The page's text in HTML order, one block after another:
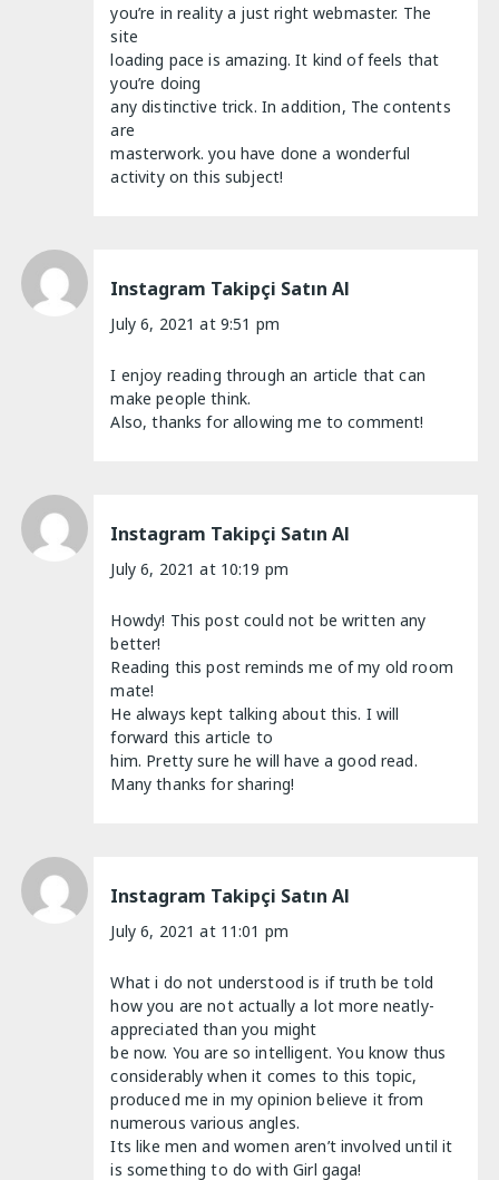
you’re in reality a just right webmaster. The
site
loading pace is amazing. It kind of feels that
you’re doing
any distinctive trick. In addition, The contents
are
masterwork. you have done a wonderful
activity on this subject!
Instagram Takipçi Satın Al
July 6, 2021 at 9:51 pm
I enjoy reading through an article that can
make people think.
Also, thanks for allowing me to comment!
Instagram Takipçi Satın Al
July 6, 2021 at 10:19 pm
Howdy! This post could not be written any
better!
Reading this post reminds me of my old room
mate!
He always kept talking about this. I will
forward this article to
him. Pretty sure he will have a good read.
Many thanks for sharing!
Instagram Takipçi Satın Al
July 6, 2021 at 11:01 pm
What i do not understood is if truth be told
how you are not actually a lot more neatly-
appreciated than you might
be now. You are so intelligent. You know thus
considerably when it comes to this topic,
produced me in my opinion believe it from
numerous various angles.
Its like men and women aren’t involved until it
is something to do with Girl gaga!